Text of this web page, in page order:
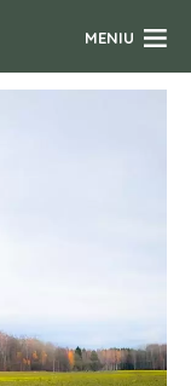
MENIU